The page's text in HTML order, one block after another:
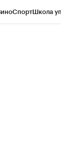
СпортШкола